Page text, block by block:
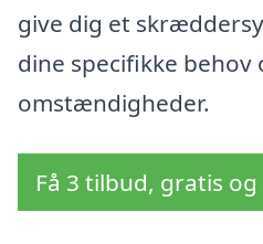
give dig et
dine specifikke behov
omstændigheder.
Få 3 tilbud, gratis